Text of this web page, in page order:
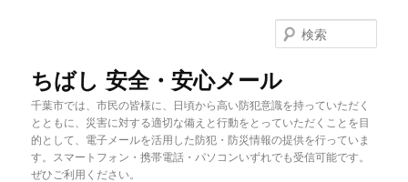
ちばし 安全・安心メール
千葉市では、市民の皆様に、日頃から高い防犯意識を持っていただく
とともに、災害に対する適切な備えと行動をとっていただくことを目
的として、電子メールを活用した防犯・防災情報の提供を行っていま
す。スマートフォン・携帯電話・パソコンいずれでも受信可能です。
ぜひご利用ください。
索